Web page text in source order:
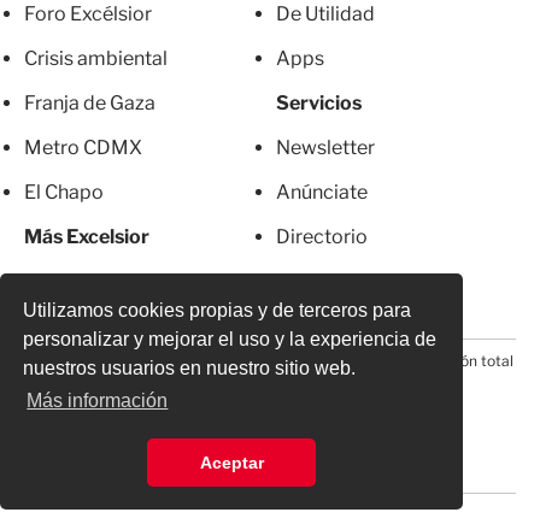
Utilizamos cookies propias y de terceros para
personalizar y mejorar el uso y la experiencia de
nuestros usuarios en nuestro sitio web.
Más información
Aceptar
Foro Excélsior
Crisis ambiental
Franja de Gaza
Metro CDMX
El Chapo
Más Excelsior
De Utilidad
Apps
Servicios
Newsletter
Anúnciate
Directorio
© 2026 Todos los derechos reservados. Prohibida la reproducción total
o parcial, incluyendo cualquier medio electrónico*